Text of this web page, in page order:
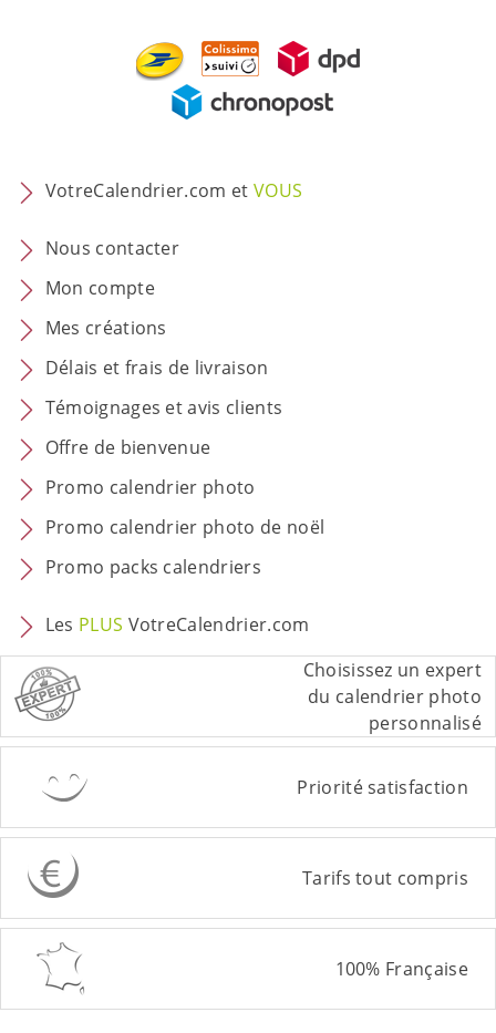
VotreCalendrier.com etVOUS
Nous contacter
Mon compte
Mes créations
Délais et frais de livraison
Témoignages et avis clients
Offre de bienvenue
Promo calendrier photo
Promo calendrier photo de noël
Promo packs calendriers
Les PLUS VotreCalendrier.com
Choisissez un expert
du calendrier photo
personnalisé
Priorité satisfaction
Tarifs tout compris
100% Française